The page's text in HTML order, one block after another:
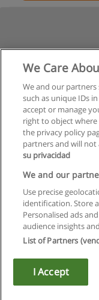
Copyright ©
We Care
We and our
such as unique IDs
accept or manage
right to object
the privacy policy
partners and will
su privacidad
We and our
Use precise
identification. Store
Personalised ads
audience insights
List of Partners
I Accept